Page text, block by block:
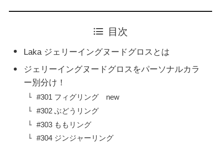
目次
Laka ジェリーイングヌードグロスとは
ジェリーイングヌードグロスをパーソナルカラ
ー別分け！
#301 フィグリング new
#302 ぶどうリング
#303 ももリング
#304 ジンジャーリング